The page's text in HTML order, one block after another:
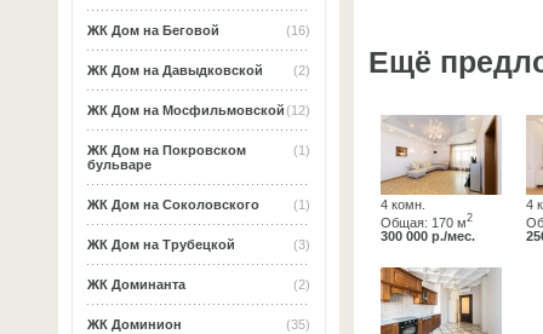
(16)
ЖК Дом на Беговой
(2)
ЖК Дом на Давыдковской
(12)
ЖК Дом на Мосфильмовской
(1)
ЖК Дом на Покровском
бульваре
(1)
ЖК Дом на Соколовского
(3)
ЖК Дом на Трубецкой
(2)
ЖК Доминанта
(35)
ЖК Доминион
Ещё
4 комн.
Общая: 170 м2
300 000 р./мес.
4